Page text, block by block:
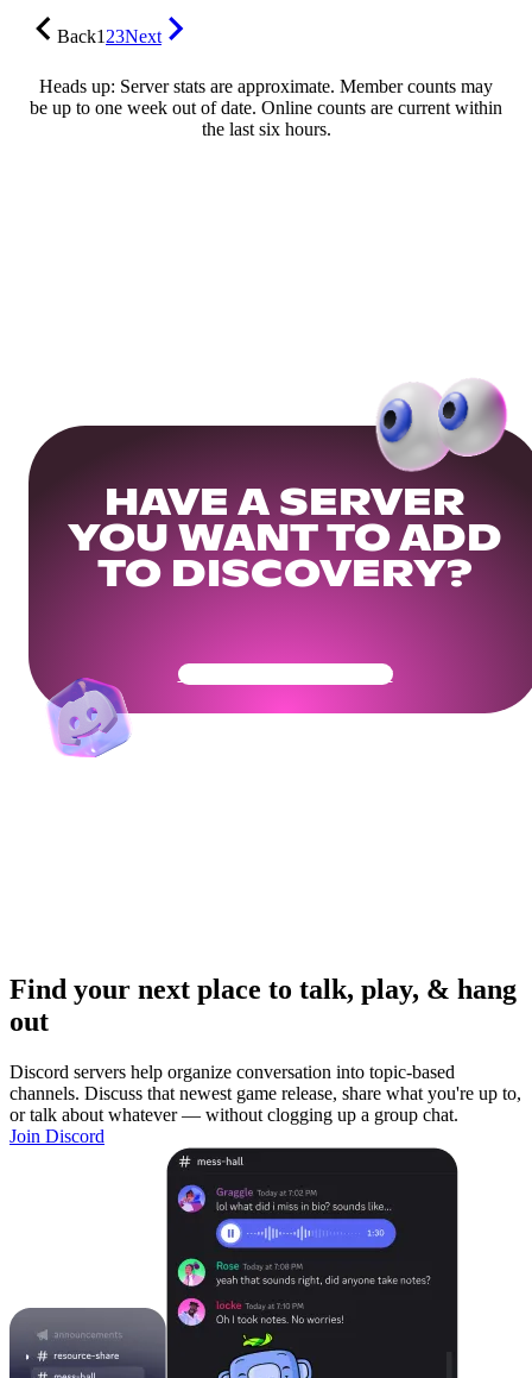
Back123Next
Heads up: Server stats are approximate. Member counts may
be up to one week out of date. Online counts are current within
the last six hours.
HAVE A SERVER
YOU WANT TO ADD
TO DISCOVERY?
Get Your Community Ready
Find your next place to talk, play, & hang
out
Discord servers help organize conversation into topic-based
channels. Discuss that newest game release, share what you're up to,
or talk about whatever — without clogging up a group chat.
Join Discord